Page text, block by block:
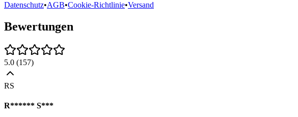
Datenschutz•AGB•Cookie-Richtlinie•Versand
Bewertungen
5.0 (157)
RS
R****** S***